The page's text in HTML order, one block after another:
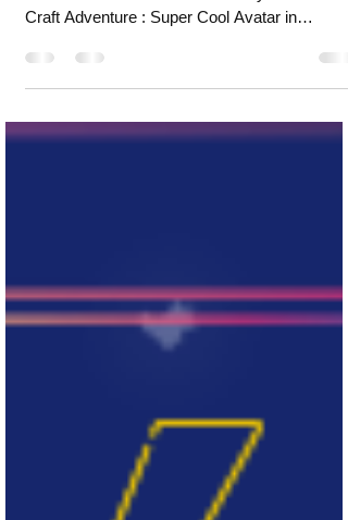
Opensea
Mario Bros Craft Adventure : Super Cool
MineCraft...